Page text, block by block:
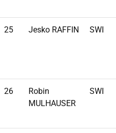
25 Jesko RAFFIN SWI
26
Robin
MULHAUSER
SWI